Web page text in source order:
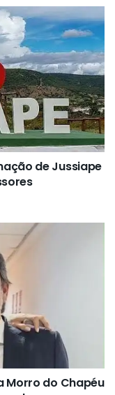
de Jussiape
Morro do Chapéu